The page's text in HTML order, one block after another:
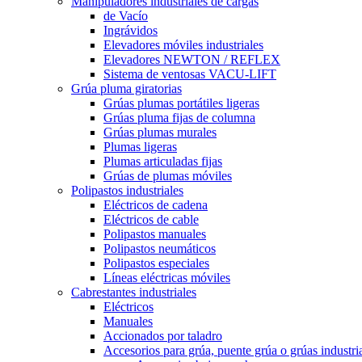
de Vacío
Ingrávidos
Elevadores móviles industriales
Elevadores NEWTON / REFLEX
Sistema de ventosas VACU-LIFT
Grúa pluma giratorias
Grúas plumas portátiles ligeras
Grúas pluma fijas de columna
Grúas plumas murales
Plumas ligeras
Plumas articuladas fijas
Grúas de plumas móviles
Polipastos industriales
Eléctricos de cadena
Eléctricos de cable
Polipastos manuales
Polipastos neumáticos
Polipastos especiales
Líneas eléctricas móviles
Cabrestantes industriales
Eléctricos
Manuales
Accionados por taladro
Accesorios para grúa, puente grúa o grúas